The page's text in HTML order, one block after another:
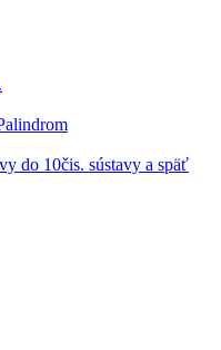
do 10čis. sústavy a späť